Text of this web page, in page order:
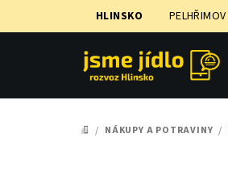
na
HLINSKO PELHŘIMOV
DOMŮ
/ NÁKUPY A POTRAVINY /